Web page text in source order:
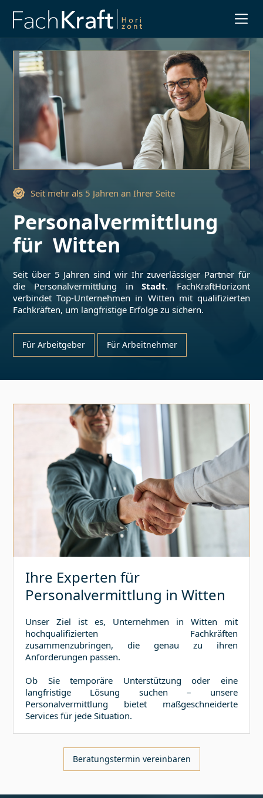
Seit mehr als 5 Jahren an Ihrer Seite
Personalvermittlung
fürWitten
Seit über 5 Jahren sind wir Ihr zuverlässiger Partner für
die Personalvermittlung inStadt. FachKraftHorizont
verbindet Top-Unternehmen in Witten mit qualifizierten
Fachkräften, um langfristige Erfolge zu sichern.
Für Arbeitgeber Für Arbeitnehmer
Slide 3 of 3.
Ihre Experten für
Personalvermittlung inWitten
Unser Ziel ist es, Unternehmen in Witten mit
hochqualifizierten Fachkräften
zusammenzubringen, die genau zu ihren
Anforderungen passen.
Ob Sie temporäre Unterstützung oder eine
langfristige Lösung suchen – unsere
Personalvermittlung bietet maßgeschneiderte
Services für jede Situation.
Beratungstermin vereinbaren